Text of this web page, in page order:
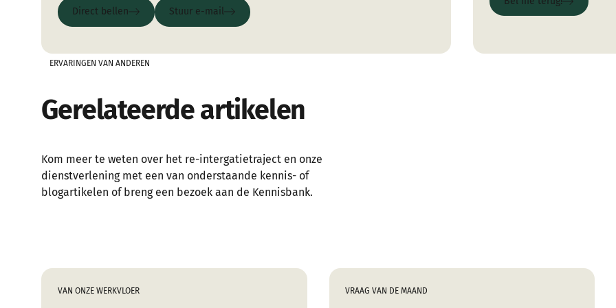
Direct bellen
Direct bellen
Stuur e-mail
Stuur e-mail Bel me terug!
ERVARINGEN VAN ANDEREN
Gerelateerde artikelen
Kom meer te weten over het re-intergatietraject en onze
dienstverlening met een van onderstaande kennis- of
blogartikelen of breng een bezoek aan de Kennisbank.
VAN ONZE WERKVLOER VRAAG VAN DE MAAND